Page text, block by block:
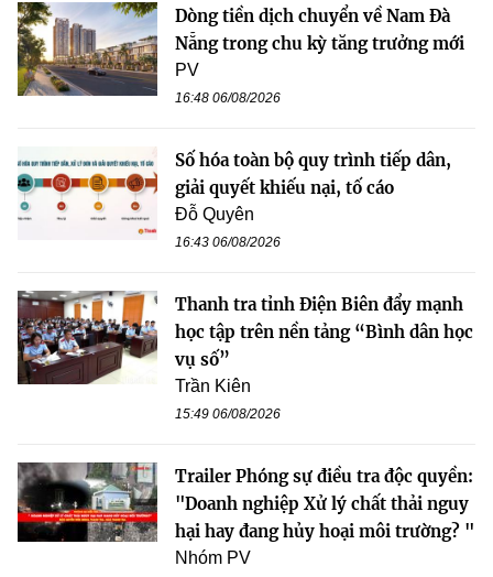
Dòng tiền dịch chuyển về Nam Đà
Nẵng trong chu kỳ tăng trưởng mới
PV
16:48 06/08/2026
Số hóa toàn bộ quy trình tiếp dân,
giải quyết khiếu nại, tố cáo
Đỗ Quyên
16:43 06/08/2026
Thanh tra tỉnh Điện Biên đẩy mạnh
học tập trên nền tảng “Bình dân học
vụ số”
Trần Kiên
15:49 06/08/2026
Trailer Phóng sự điều tra độc quyền:
"Doanh nghiệp Xử lý chất thải nguy
hại hay đang hủy hoại môi trường? "
Nhóm PV